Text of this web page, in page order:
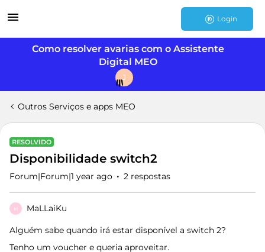
Login
Como resolver avarias com o Assistente
Digital MEO
J
Outros Serviços e apps MEO
RESOLVIDO
Disponibilidade switch2
Forum|Forum|1 year ago 2 respostas
M MaLLaiKu
Alguém sabe quando irá estar disponível a switch 2?
Tenho um voucher e queria aproveitar.